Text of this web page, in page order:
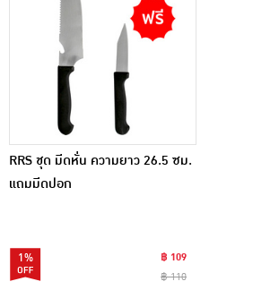
RRS ชุด มีดหั่น ความยาว 26.5 ซม.
แถมมีดปอก
1%
฿ 109
฿ 110